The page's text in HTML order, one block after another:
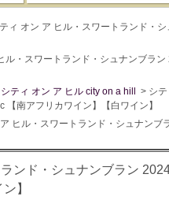
ィ オン ア ヒル・スワートランド・
ル・スワートランド・シュナンブラ
シティ オン ア ヒル city on a hill
> シ
南アフリカワイン】【白ワイン】
ヒル・スワートランド・シュナン
ンド・シュナンブラン
】